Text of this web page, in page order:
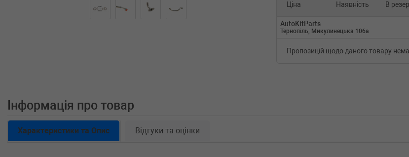
Ціна Наявність В
AutoKitParts
Тернопіль, Микулинецька 106а
Пропозицій щодо даного товару
Інформація про товар
Характеристики та Опис Відгуки та оцінки